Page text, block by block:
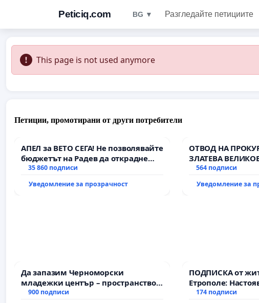
Peticiq.com BG ▼ Разгледайте петициите
This page is not used anymore
Петиции, промотирани от други потребители
АПЕЛ за ВЕТО СЕГА! Не позволявайте
бюджетът на Радев да открадне
парите и правата ни в тъмното
35 860 подписи
Уведомление за прозрачност
ОТВОД НА
ЗЛАТЕВА
564 подписи
Уведомление за
Да запазим Черноморски
младежки център – пространство
за младите на Варна
900 подписи
ПОДПИСКА от
Етрополе:
гаранции от
174 подписи